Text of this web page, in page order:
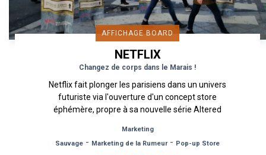
AFFICHAGE BOARD
NETFLIX
Changez de corps dans le Marais !
Netflix fait plonger les parisiens dans un univers
futuriste via l'ouverture d'un concept store
éphémère, propre à sa nouvelle série Altered
Marketing
Sauvage - Marketing de la Rumeur- Pop-up Store